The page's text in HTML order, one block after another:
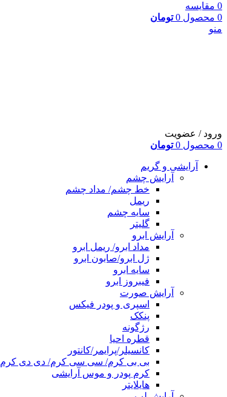
0 مقایسه
0 محصول 0 تومان
منو
ورود / عضویت
0 محصول 0 تومان
آرایشی و گریم
آرایش چشم
خط چشم/ مداد چشم
ریمل
سایه چشم
گلیتر
آرایش ابرو
مداد ابرو/ ریمل ابرو
ژل ابرو/صابون ابرو
سایه ابرو
فیبروز ابرو
آرایش صورت
اسپری و پودر فیکس
پنکک
رژگونه
قطره احیا
کانسیلر/پرایمر/کانتور
بی بی کرم/ سی سی کرم/ دی دی کرم
کرم پودر و موس آرایشی
هایلایتر